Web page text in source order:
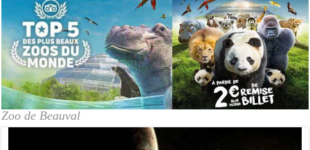
Zoo de Beauval